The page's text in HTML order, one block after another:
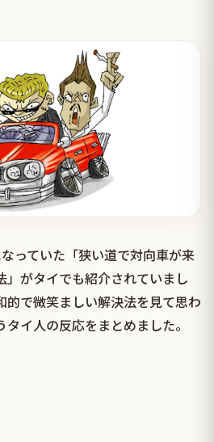
っていた「狭い道で対向車が来
」がタイでも紹介されていまし
的で微笑ましい解決法を見て思わ
イ人の反応をまとめました。